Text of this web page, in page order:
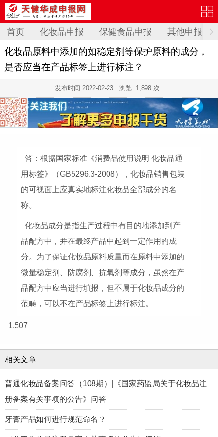
首页 化妆品申报 保健食品申报 其他申报
化妆品原料中添加的如稳定剂等保护原料的成分，
是否应当在产品标签上进行标注？
发布时间:2022-02-23 浏览: 1,898 次
答：根据国家标准《消费品使用说明 化妆品通
用标签》（GB5296.3-2008），化妆品销售包装
的可视面上应真实地标注化妆品全部成分的名
称。
化妆品成分是指生产过程中有目的地添加到产
品配方中，并在最终产品中起到一定作用的成
分。为了保证化妆品原料质量而在原料中添加的
微量稳定剂、防腐剂、抗氧剂等成分，虽然在产
品配方中应当进行填报，但不属于化妆品成分的
范畴，可以不在产品标签上进行标注。
1,507
相关文章
普通化妆品备案问答（108期）|《国家药监局关于化妆品注
册备案有关事项的公告》问答
牙膏产品如何进行规范命名？